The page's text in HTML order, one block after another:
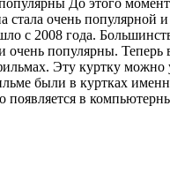
До этого
очень популярной
с 2008 года.
популярны.
Эту куртку можно
были в куртках
в